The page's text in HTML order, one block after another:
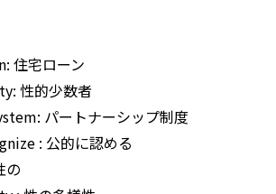
住宅ローン
性的少数者
パートナーシップ制度
: 公的に認める
の